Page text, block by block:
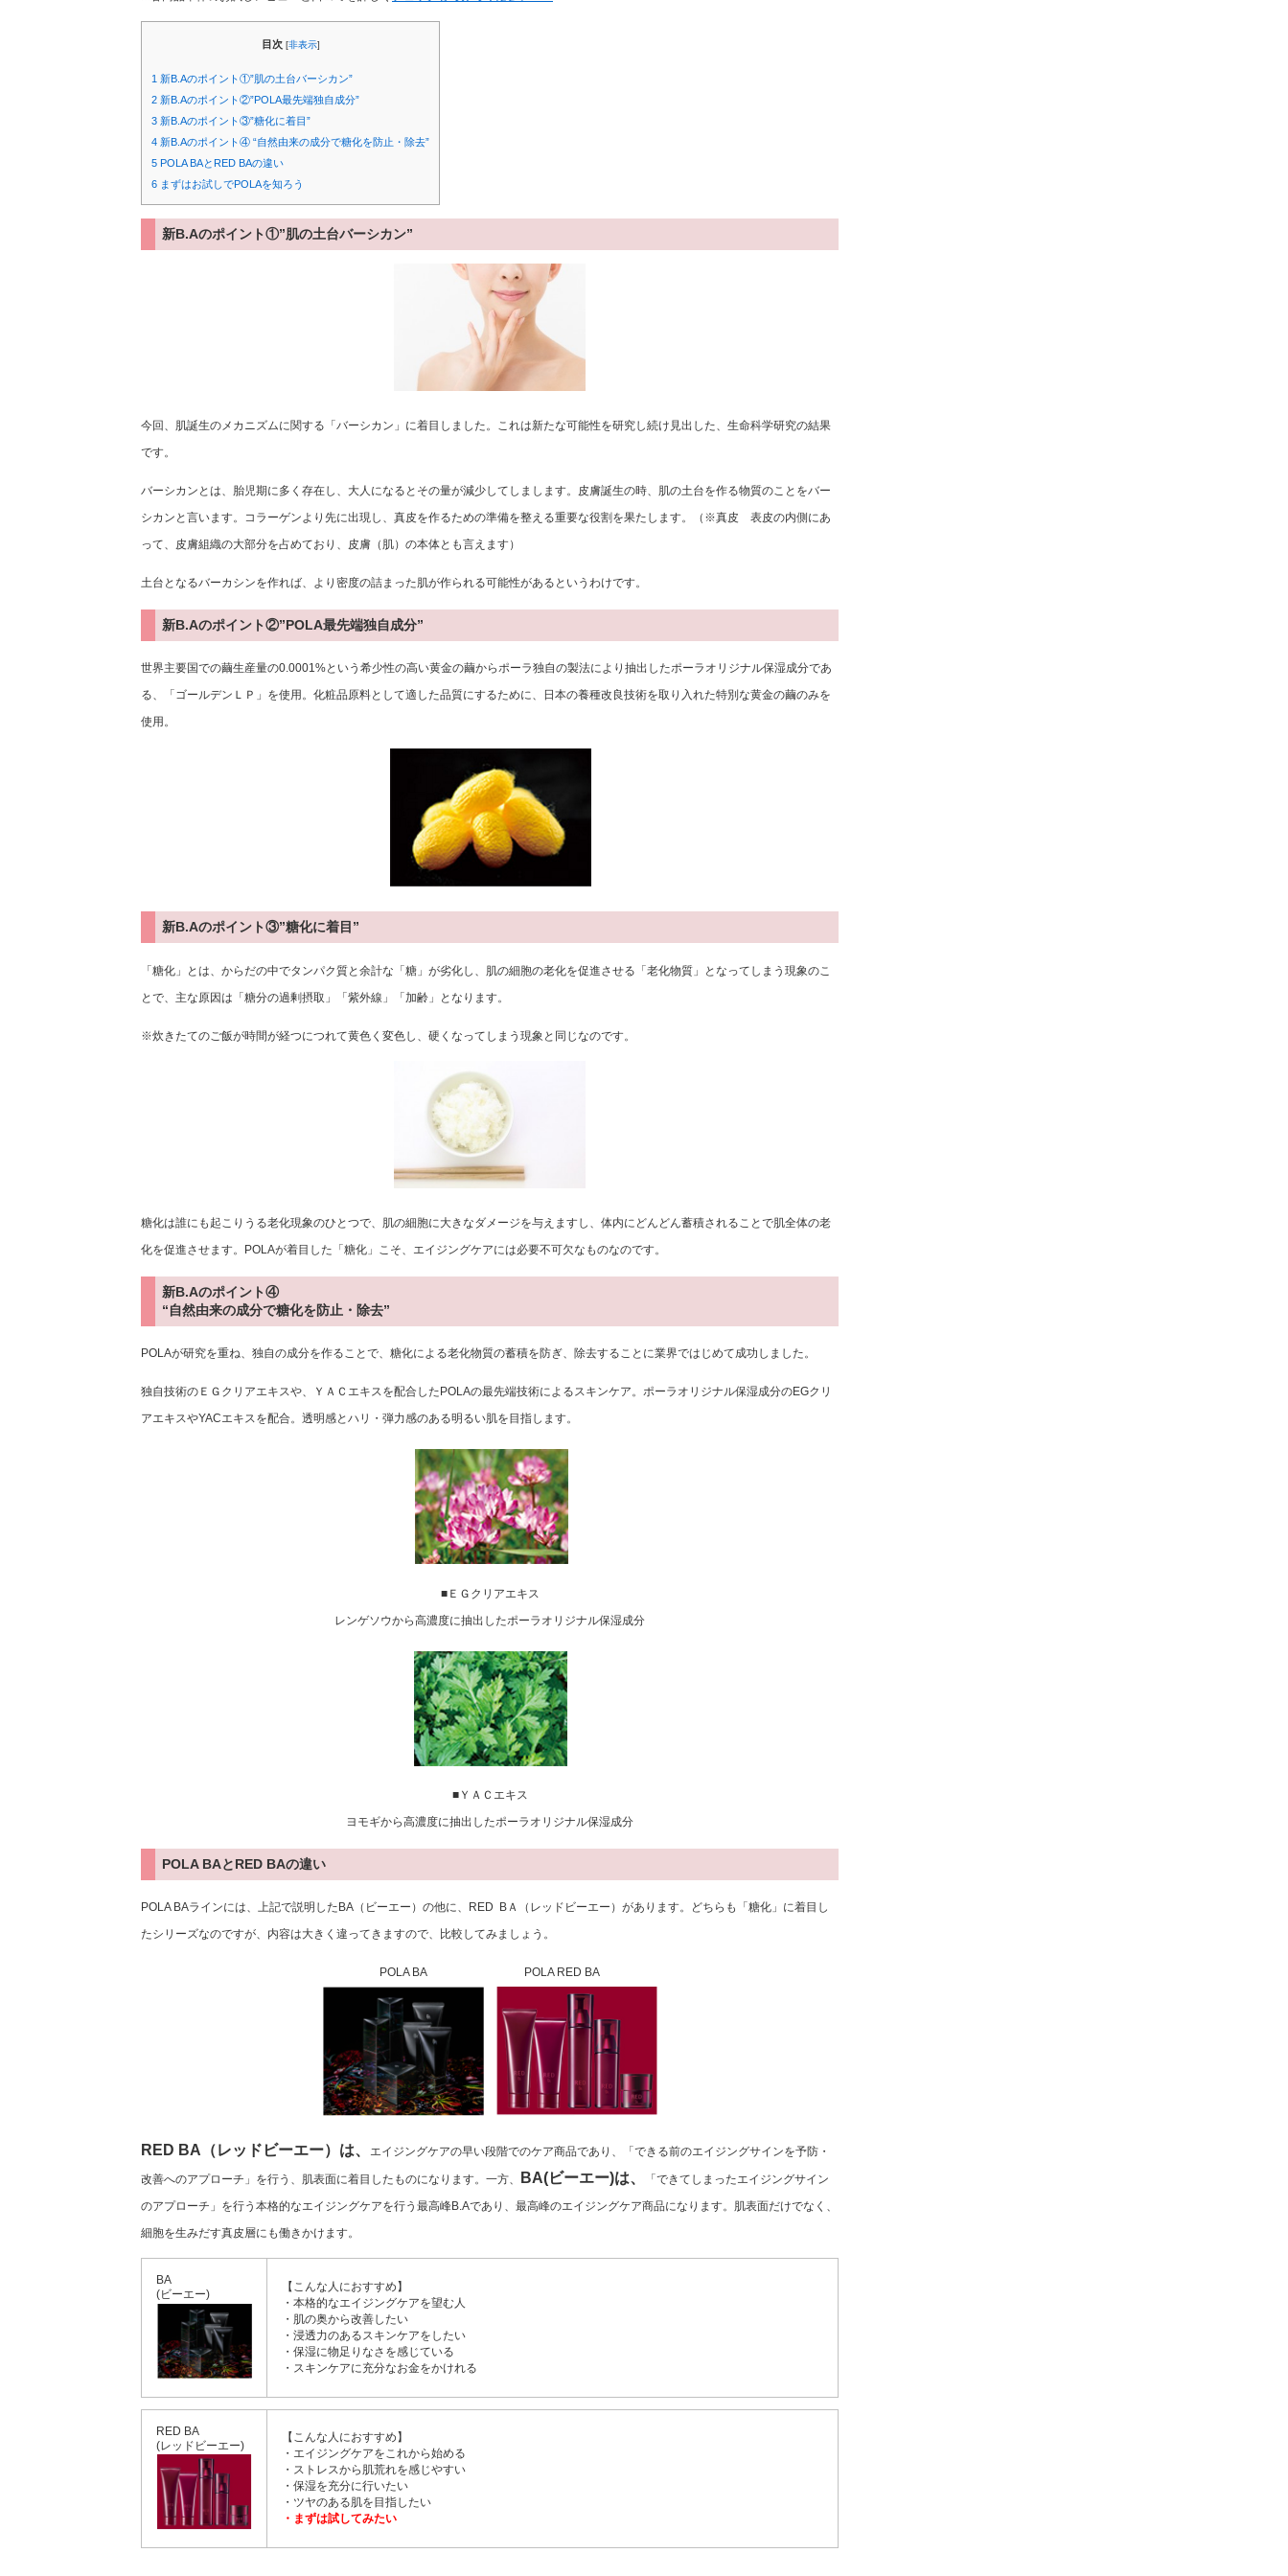
目次 [非表示]
1 新B.Aのポイント①”肌の土台バーシカン”
2 新B.Aのポイント②”POLA最先端独自成分”
3 新B.Aのポイント③”糖化に着目”
4 新B.Aのポイント④ “自然由来の成分で糖化を防止・除去”
5 POLA BAとRED BAの違い
6 まずはお試しでPOLAを知ろう
新B.Aのポイント①”肌の土台バーシカン”
今回、肌誕生のメカニズムに関する「バーシカン」に着目しました。これは新たな可能性を研究し続け見出した、生命科学研究の結果
です。
バーシカンとは、胎児期に多く存在し、大人になるとその量が減少してしまします。皮膚誕生の時、肌の土台を作る物質のことをバー
シカンと言います。コラーゲンより先に出現し、真皮を作るための準備を整える重要な役割を果たします。（※真皮 表皮の内側にあ
って、皮膚組織の大部分を占めており、皮膚（肌）の本体とも言えます）
土台となるバーカシンを作れば、より密度の詰まった肌が作られる可能性があるというわけです。
新B.Aのポイント②”POLA最先端独自成分”
世界主要国での繭生産量の0.0001%という希少性の高い黄金の繭からポーラ独自の製法により抽出したポーラオリジナル保湿成分であ
る、「ゴールデンＬＰ」を使用。化粧品原料として適した品質にするために、日本の養種改良技術を取り入れた特別な黄金の繭のみを
使用。
新B.Aのポイント③”糖化に着目”
「糖化」とは、からだの中でタンパク質と余計な「糖」が劣化し、肌の細胞の老化を促進させる「老化物質」となってしまう現象のこ
とで、主な原因は「糖分の過剰摂取」「紫外線」「加齢」となります。
※炊きたてのご飯が時間が経つにつれて黄色く変色し、硬くなってしまう現象と同じなのです。
糖化は誰にも起こりうる老化現象のひとつで、肌の細胞に大きなダメージを与えますし、体内にどんどん蓄積されることで肌全体の老
化を促進させます。POLAが着目した「糖化」こそ、エイジングケアには必要不可欠なものなのです。
新B.Aのポイント④
“自然由来の成分で糖化を防止・除去”
POLAが研究を重ね、独自の成分を作ることで、糖化による老化物質の蓄積を防ぎ、除去することに業界ではじめて成功しました。
独自技術のＥＧクリアエキスや、ＹＡＣエキスを配合したPOLAの最先端技術によるスキンケア。ポーラオリジナル保湿成分のEGクリ
アエキスやYACエキスを配合。透明感とハリ・弾力感のある明るい肌を目指します。
■ＥＧクリアエキス
レンゲソウから高濃度に抽出したポーラオリジナル保湿成分
■ＹＡＣエキス
ヨモギから高濃度に抽出したポーラオリジナル保湿成分
POLA BAとRED BAの違い
POLA BAラインには、上記で説明したBA（ビーエー）の他に、RED BＡ（レッドビーエー）があります。どちらも「糖化」に着目し
たシリーズなのですが、内容は大きく違ってきますので、比較してみましょう。
POLA BA POLA RED BA
RED BA（レッドビーエー）は、 エイジングケアの早い段階でのケア商品であり、「できる前のエイジングサインを予防・
改善へのアプローチ」を行う、肌表面に着目したものになります。一方、 BA(ビーエー)は、
「できてしまったエイジングサイン
のアプローチ」を行う本格的なエイジングケアを行う最高峰B.Aであり、最高峰のエイジングケア商品になります。肌表面だけでなく、
細胞を生みだす真皮層にも働きかけます。
BA
(ビーエー)
【こんな人におすすめ】
・本格的なエイジングケアを望む人
・肌の奥から改善したい
・浸透力のあるスキンケアをしたい
・保湿に物足りなさを感じている
・スキンケアに充分なお金をかけれる
RED BA
(レッドビーエー)
【こんな人におすすめ】
・エイジングケアをこれから始める
・ストレスから肌荒れを感じやすい
・保湿を充分に行いたい
・ツヤのある肌を目指したい
・まずは試してみたい